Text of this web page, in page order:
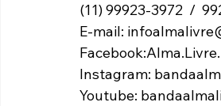
(11) 99923-3972  /
E-mail:
Instagram:
Youtube: